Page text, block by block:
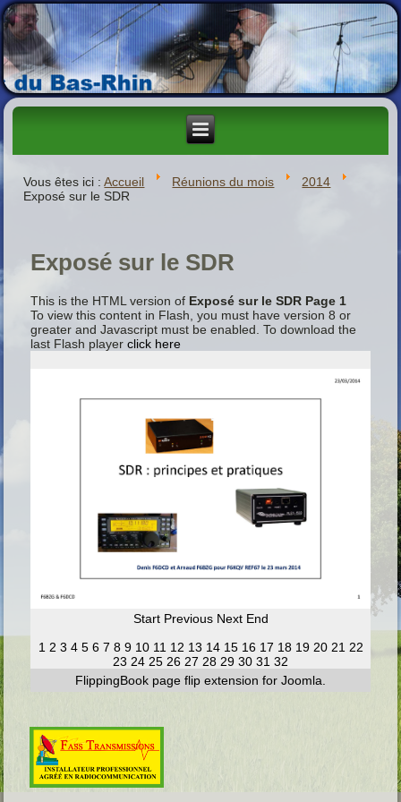
Vous êtes ici :Accueil Réunions du mois
2014
Exposé sur le SDR
Exposé sur le SDR
This is the HTML version of Exposé sur le SDR Page 1
To view this content in Flash, you must have version 8 or
greater and Javascript must be enabled. To download the
last Flash playerclick here
Start Previous Next End
1 2 3 4 5 6 7 8 9 10 11 12 13 14 15 16 17 18 19 20 21 22
23 24 25 26 27 28 29 30 31 32
FlippingBook page flip extension for Joomla.